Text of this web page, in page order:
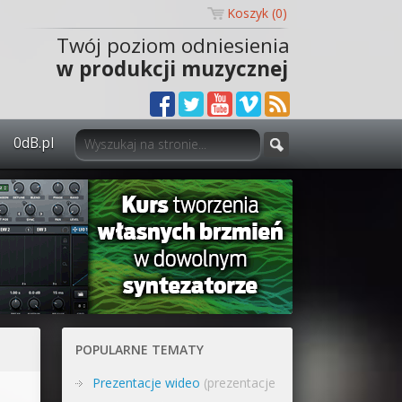
Koszyk (0)
Twój poziom odniesienia
w produkcji muzycznej
0dB.pl
0dB.pl - informacje
Newsletter
Materiały dla mediów
Archiwum aktualności
POPULARNE TEMATY
Prezentacje wideo (prezentacje